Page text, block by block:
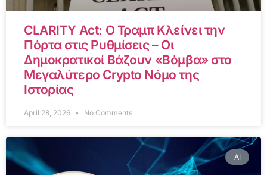
CLARITY Act: Ο Τραμπ Κλείνει την
Πόρτα στις Ρυθμίσεις – Οι
Δημοκρατικοί Βάζουν «Βόμβα» στο
Μεγαλύτερο Crypto Νόμο της
Ιστορίας
April 28, 2026 No Comments
AI